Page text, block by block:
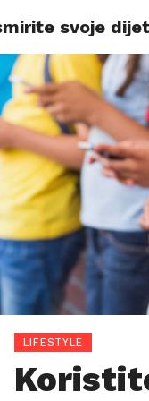
VIJESTI
svoje
LIFESTYLE